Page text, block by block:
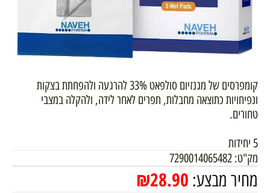
קומפרסים של מגנזיום סולפאט 33% להרגעה ולהפחתת בצקות
ונפיחויות כתוצאה מחבלות, תפרים לאחר לידה, ולהקלה במצבי
טחורים.
5 יחידות
מק"ט: 7290014065482
מחיר מבצע: ₪28.90